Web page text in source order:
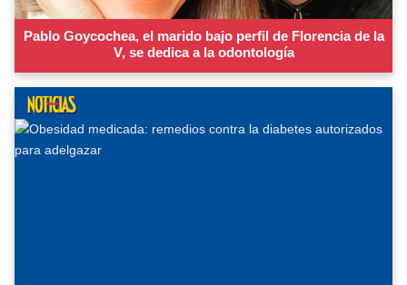
Pablo Goycochea, el marido bajo perfil de Florencia de la
V, se dedica a la odontología